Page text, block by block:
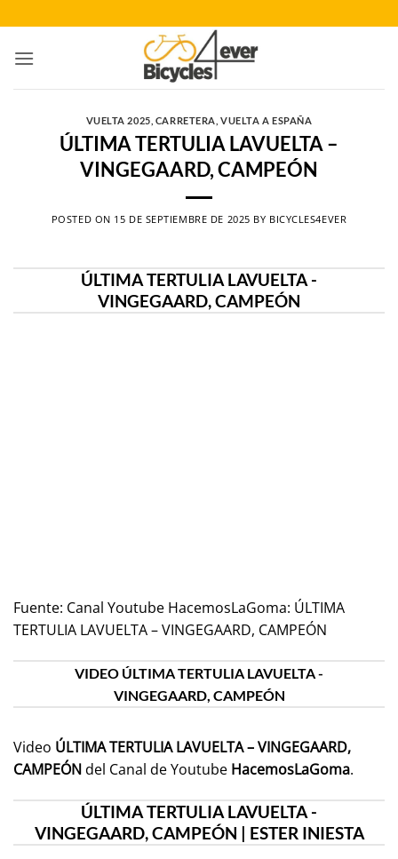
al
contenido
VUELTA 2025 CARRETERA ,VUELTA A ESPAÑA
ÚLTIMA TERTULIA LAVUELTA –
VINGEGAARD, CAMPEÓN
POSTED ON 15 DE SEPTIEMBRE DE 2025 BY BICYCLES4EVER
ÚLTIMA TERTULIA LAVUELTA -
VINGEGAARD, CAMPEÓN
Fuente: Canal Youtube HacemosLaGoma: ÚLTIMA
TERTULIA LAVUELTA – VINGEGAARD, CAMPEÓN
VIDEO ÚLTIMA TERTULIA LAVUELTA -
VINGEGAARD, CAMPEÓN
Video ÚLTIMA TERTULIA LAVUELTA – VINGEGAARD,
CAMPEÓNdel Canal de Youtube HacemosLaGoma.
ÚLTIMA TERTULIA LAVUELTA -
VINGEGAARD, CAMPEÓN | ESTER INIESTA